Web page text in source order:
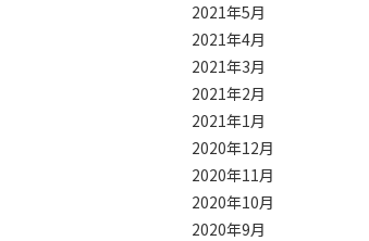
2021年5月
2021年4月
2021年3月
2021年2月
2021年1月
2020年12月
2020年11月
2020年10月
2020年9月